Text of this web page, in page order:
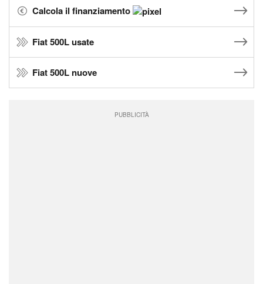
Calcola il finanziamento
Fiat 500L usate
Fiat 500L nuove
PUBBLICITÀ